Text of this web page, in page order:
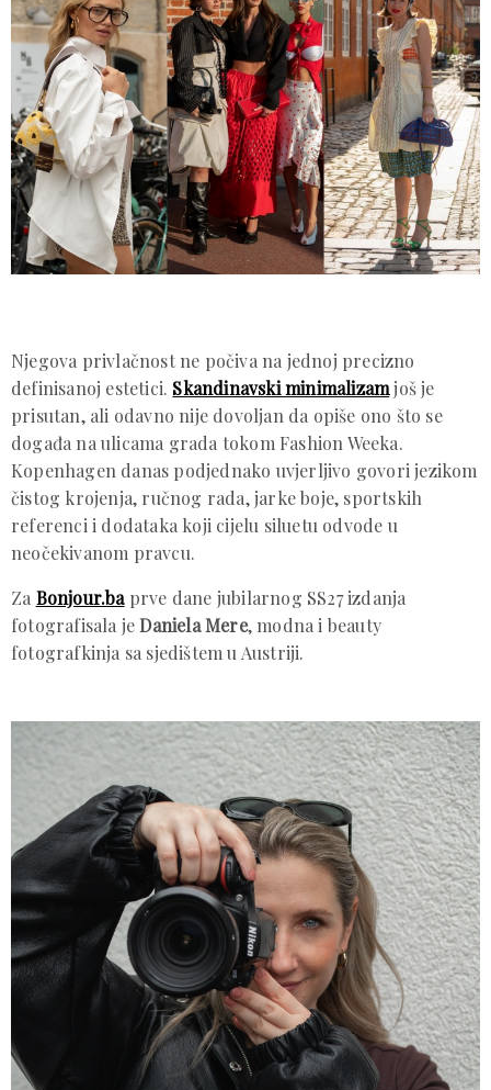
Njegova privlačnost ne počiva na jednoj precizno
definisanoj estetici. Skandinavski minimalizamjoš je
prisutan, ali odavno nije dovoljan da opiše ono što se
događa na ulicama grada tokom Fashion Weeka.
Kopenhagen danas podjednako uvjerljivo govori jezikom
čistog krojenja, ručnog rada, jarke boje, sportskih
referenci i dodataka koji cijelu siluetu odvode u
neočekivanom pravcu.
Za Bonjour.baprve dane jubilarnog SS27 izdanja
fotografisala jeDaniela Mere, modna i beauty
fotografkinja sa sjedištem u Austriji.